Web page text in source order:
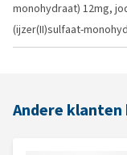
monohydraat) 12mg,
(ijzer(II)sulfaat-
Andere